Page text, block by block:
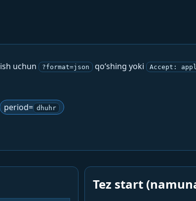
uchun ?format=json qo‘shing yoki Accept:
period= dhuhr
Tez start